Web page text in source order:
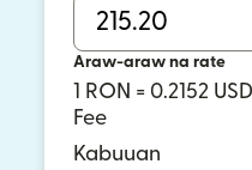
Araw-araw na rate
1 RON = 0.2152 USD
Fee
Kabuuan